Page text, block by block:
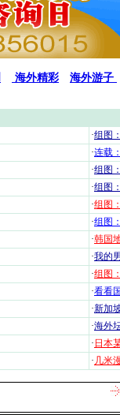
海外精彩 海外游子
·组图
·连载
·组图
·组图
·组图
·组图
·韩国
·我的
·组图
·看看
·新加
·海外
· 日本
· 几米